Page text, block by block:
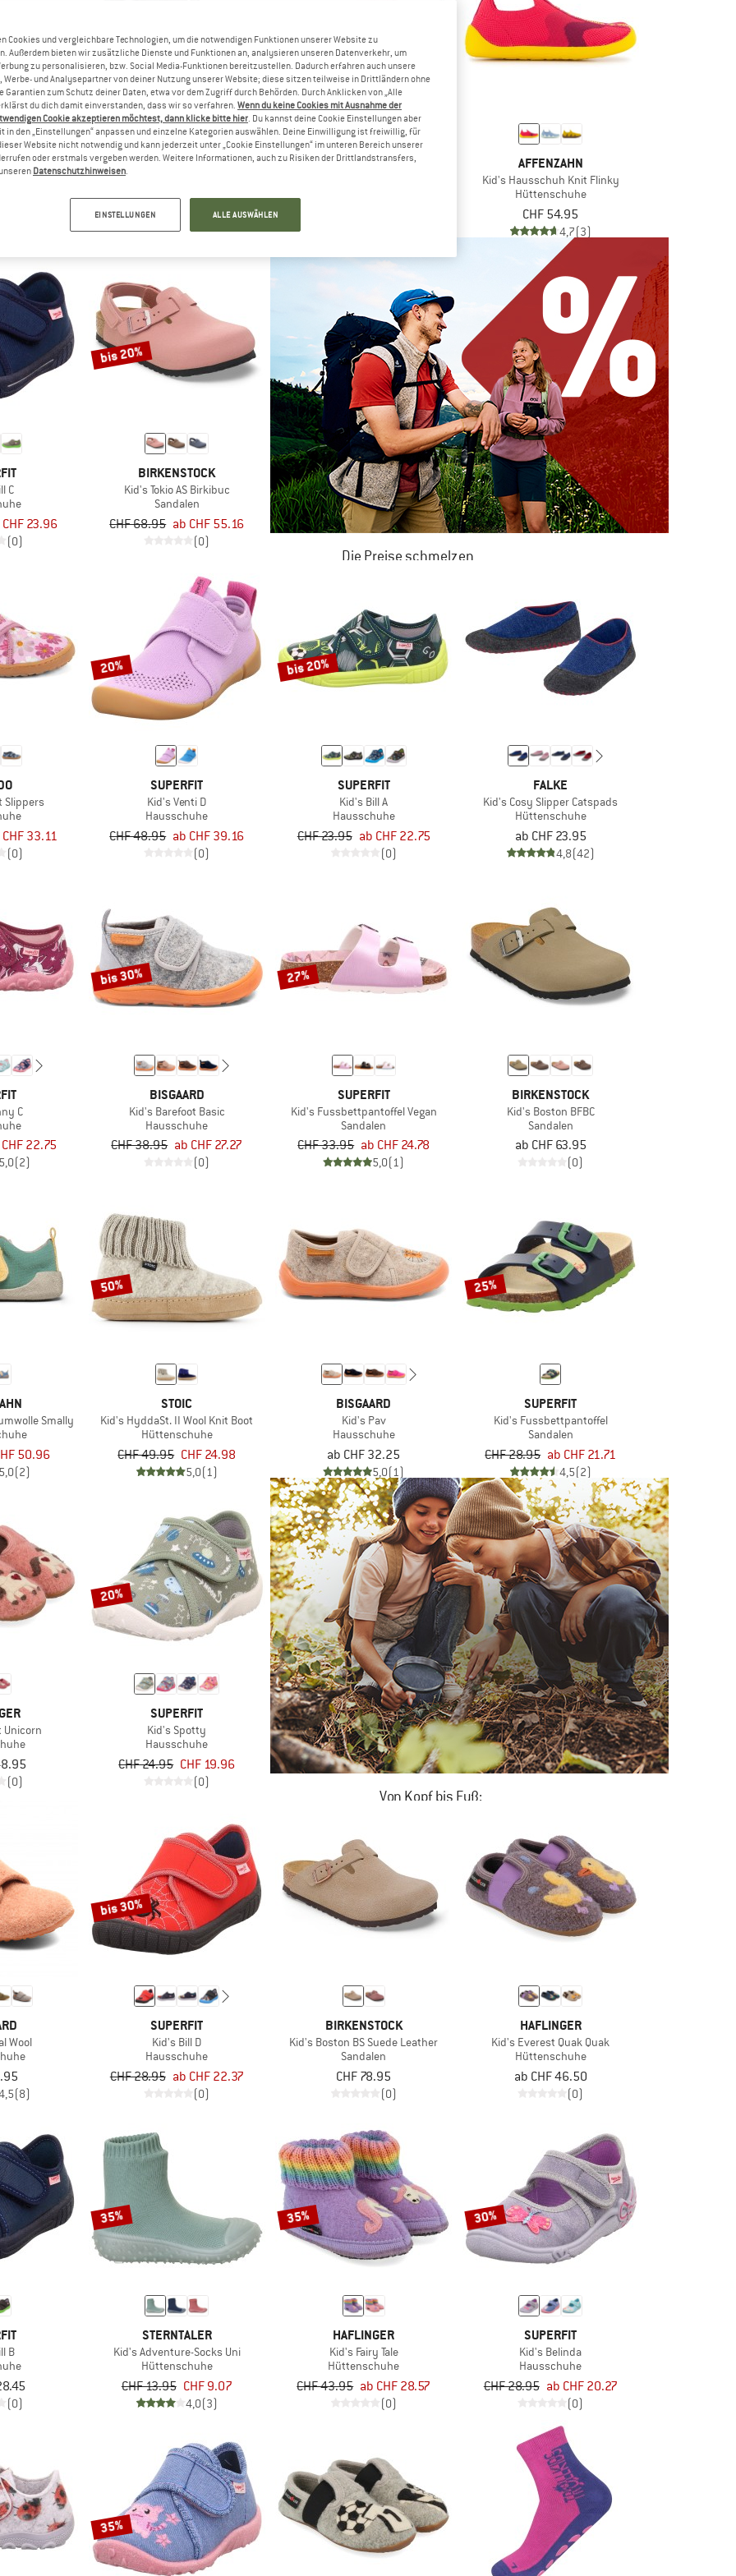
Movy
bis 25%
FRODDO
Kid's Barefoot Canvas
CHF 44.95 ab CHF 33.71
(0)
bis 30%
SUPERFIT AFFENZAHN
Kid's Hausschuh Knit Flinky
Hüttenschuhe
CHF 54.95
4,7(3)
C
23.96
(0)
bis 20%
BIRKENSTOCK
Kid's Tokio AS Birkibuc
Sandalen
CHF 68.95 ab CHF 55.16
(0)
Die Preise schmelzen
ZUM SOMMER SALE
Slippers
33.11
(0)
20%
SUPERFIT
Kid's Venti D
Hausschuhe
CHF 48.95 ab CHF 39.16
(0)
bis 20%
SUPERFIT
Kid's Bill A
Hausschuhe
CHF 23.95 ab CHF 22.75
(0)
FALKE
Kid's Cosy Slipper Catspads
Hüttenschuhe
ab CHF 23.95
4,8(42)
C
22.75
5,0(2)
bis 30%
BISGAARD
Kid's Barefoot Basic
Hausschuhe
CHF 38.95 ab CHF 27.27
(0)
27%
SUPERFIT
Kid's Fussbettpantoffel Vegan
Sandalen
CHF 33.95 ab CHF 24.78
5,0(1)
BIRKENSTOCK
Kid's Boston BFBC
Sandalen
ab CHF 63.95
(0)
Smally
50.96
5,0(2)
50%
STOIC
Kid's HyddaSt. II Wool Knit Boot
Hüttenschuhe
CHF 49.95 CHF 24.98
5,0(1)
BISGAARD
Kid's Pav
Hausschuhe
ab CHF 32.25
5,0(1)
25%
SUPERFIT
Kid's Fussbettpantoffel
Sandalen
CHF 28.95 ab CHF 21.71
4,5(2)
Unicorn
(0)
20%
SUPERFIT
Kid's Spotty
Hausschuhe
CHF 24.95 CHF 19.96
(0)
Von Kopf bis Fuß:
HIER ENTLANG
Wool
(8)
bis 30%
SUPERFIT
Kid's Bill D
Hausschuhe
CHF 28.95 ab CHF 22.37
(0)
BIRKENSTOCK
Kid's Boston BS Suede Leather
Sandalen
CHF 78.95
(0)
HAFLINGER
Kid's Everest Quak Quak
Hüttenschuhe
ab CHF 46.50
(0)
B
(0)
35%
STERNTALER
Kid's Adventure-Socks Uni
Hüttenschuhe
CHF 13.95 CHF 9.07
4,0(3)
35%
HAFLINGER
Kid's Fairy Tale
Hüttenschuhe
CHF 43.95 ab CHF 28.57
(0)
30%
SUPERFIT
Kid's Belinda
Hausschuhe
CHF 28.95 ab CHF 20.27
(0)
35%
Cookies und vergleichbare Technologien, um die notwendigen Funktionen unserer Website zu
Außerdem bieten wir zusätzliche Dienste und Funktionen an, analysieren unseren Datenverkehr, um
zu personalisieren, bzw. Social Media-Funktionen bereitzustellen. Dadurch erfahren auch unsere
Werbe- und Analysepartner von deiner Nutzung unserer Website; diese sitzen teilweise in Drittländern ohne
Garantien zum Schutz deiner Daten, etwa vor dem Zugriff durch Behörden. Durch Anklicken von „Alle
du dich damit einverstanden, dass wir so verfahren. Wenn du keine Cookies mit Ausnahme der
Cookie akzeptieren möchtest, dann klicke bitte hier. Du kannst deine Cookie Einstellungen aber
in den „Einstellungen“ anpassen und einzelne Kategorien auswählen. Deine Einwilligung ist freiwillig, für
Website nicht notwendig und kann jederzeit unter „Cookie Einstellungen“ im unteren Bereich unserer
oder erstmals vergeben werden. Weitere Informationen, auch zu Risiken der Drittlandstransfers,
Datenschutzhinweisen.
EINSTELLUNGEN ALLE AUSWÄHLEN